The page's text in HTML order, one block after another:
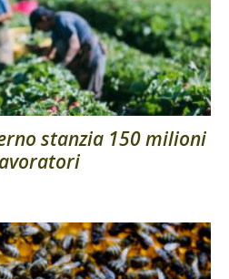
stanzia 150 milioni